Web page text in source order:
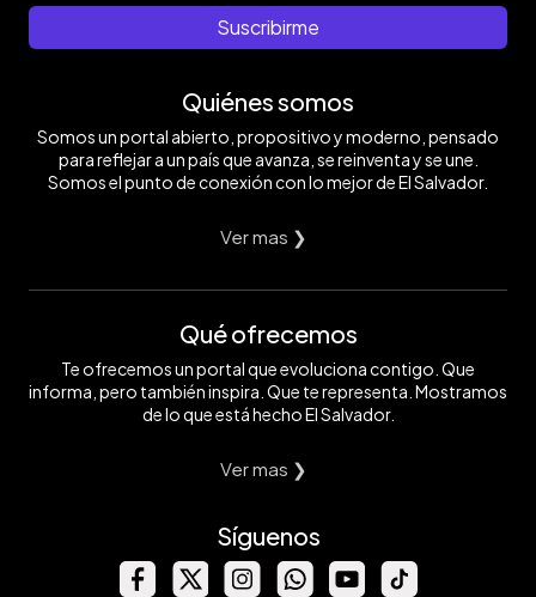
Suscribirme
Quiénes somos
Somos un portal abierto, propositivo y moderno, pensado
para reflejar a un país que avanza, se reinventa y se une.
Somos el punto de conexión con lo mejor de El Salvador.
Ver mas ❯
Qué ofrecemos
Te ofrecemos un portal que evoluciona contigo. Que
informa, pero también inspira. Que te representa. Mostramos
de lo que está hecho El Salvador.
Ver mas ❯
Síguenos